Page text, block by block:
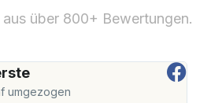
aus über 800+ Bewertungen.
umgezogen